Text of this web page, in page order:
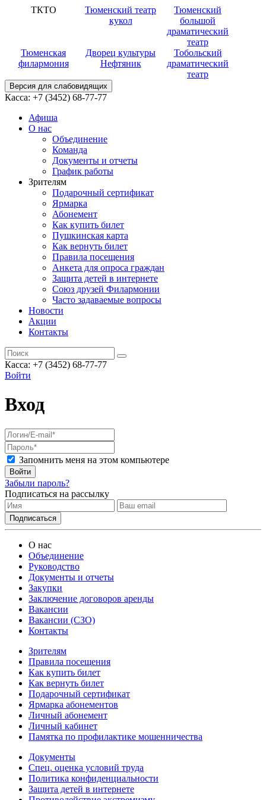
ТКТО
Тюменский театр
кукол
Тюменский
большой
драматический
театр
Тюменская
филармония
Дворец культуры
Нефтяник
Тобольский
драматический
театр
Версия для слабовидящих
Касса: +7 (3452) 68-77-77
Афиша
О нас
Объединение
Команда
Документы и отчеты
График работы
Зрителям
Подарочный сертификат
Ярмарка
Абонемент
Как купить билет
Пушкинская карта
Как вернуть билет
Правила посещения
Анкета для опроса граждан
Защита детей в интернете
Союз друзей Филармонии
Часто задаваемые вопросы
Новости
Акции
Контакты
Касса: +7 (3452) 68-77-77
Войти
Вход
Запомнить меня на этом компьютере
Войти
Забыли пароль?
Подписаться на рассылку
О нас
Объединение
Руководство
Документы и отчеты
Закупки
Заключение договоров аренды
Вакансии
Вакансии (СЗО)
Контакты
Зрителям
Правила посещения
Как купить билет
Как вернуть билет
Подарочный сертификат
Ярмарка абонементов
Личный абонемент
Личный кабинет
Памятка по профилактике мошенничества
Документы
Спец. оценка условий труда
Политика конфиденциальности
Защита детей в интернете